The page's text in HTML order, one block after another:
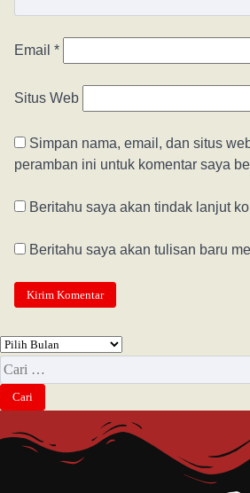
Email *
Situs Web
Simpan nama, email, dan situs
peramban ini untuk komentar saya
Beritahu saya akan tindak lanjut
Beritahu saya akan tulisan baru